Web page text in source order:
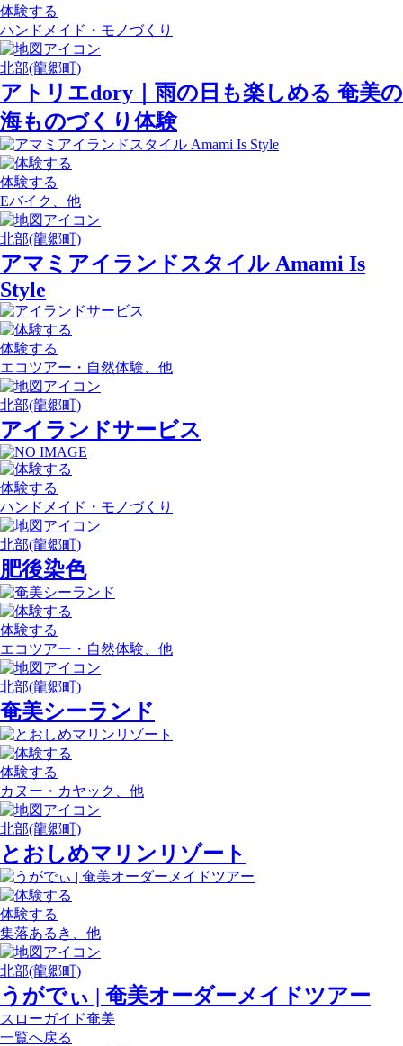
体験する
ハンドメイド・モノづくり
北部(龍郷町)
アトリエdory｜雨の日も楽しめる 奄美の
海ものづくり体験
体験する
Eバイク、他
北部(龍郷町)
アマミアイランドスタイル Amami Is
Style
体験する
エコツアー・自然体験、他
北部(龍郷町)
アイランドサービス
体験する
ハンドメイド・モノづくり
北部(龍郷町)
肥後染色
体験する
エコツアー・自然体験、他
北部(龍郷町)
奄美シーランド
体験する
カヌー・カヤック、他
北部(龍郷町)
とおしめマリンリゾート
体験する
集落あるき、他
北部(龍郷町)
うがでぃ | 奄美オーダーメイドツアー
スローガイド奄美
一覧へ戻る